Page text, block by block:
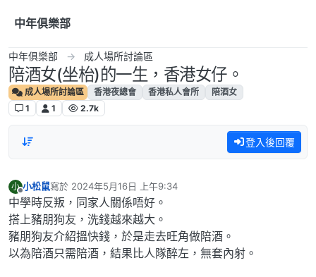
中年俱樂部
中年俱樂部 成人場所討論區
陪酒女(坐枱)的一生，香港女仔。
成人場所討論區 香港夜總會 香港私人會所
陪酒女
1
1 2.7k
登入後回覆
小
離線
小松鼠寫於 2024年5月16日 上午9:34
最後由 編輯
中學時反叛，同家人關係唔好。
搭上豬朋狗友，洗錢越來越大。
豬朋狗友介紹搵快錢，於是走去旺角做陪酒。
以為陪酒只需陪酒，結果比人隊醉左，無套內射。